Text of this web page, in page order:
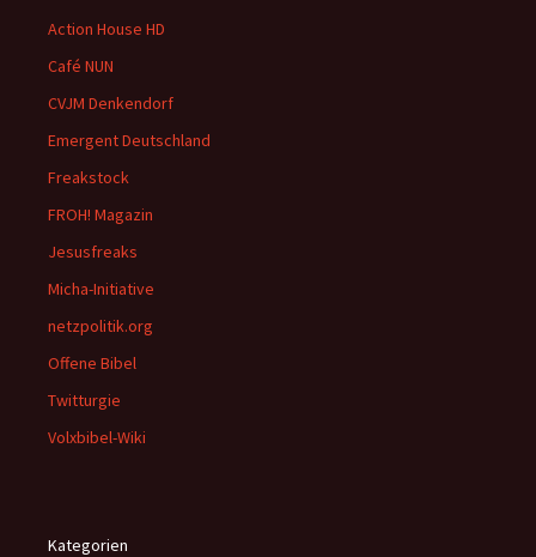
Action House HD
Café NUN
CVJM Denkendorf
Emergent Deutschland
Freakstock
FROH! Magazin
Jesusfreaks
Micha-Initiative
netzpolitik.org
Offene Bibel
Twitturgie
Volxbibel-Wiki
Kategorien